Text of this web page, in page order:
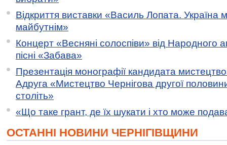
Відкриття виставки «Василь Лопата. Україна
майбутнім»
Концерт «Весняні солоспіви» від Народного
пісні «Забава»
Презентація монографії кандидата
Адруга «Мистецтво Чернігова другої
століть»
«Що таке грант, де їх шукати і хто може
ОСТАННІ НОВИНИ ЧЕРНІГІВЩИНИ